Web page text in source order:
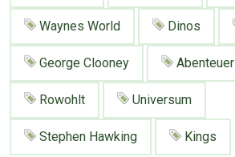
Waynes World Dinos
George Clooney Abenteuer
Rowohlt Universum
Stephen Hawking Kings